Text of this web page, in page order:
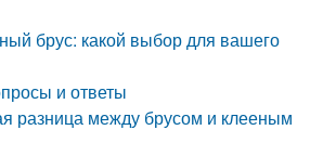
брус: какой выбор для вашего
и ответы
разница между брусом и клееным